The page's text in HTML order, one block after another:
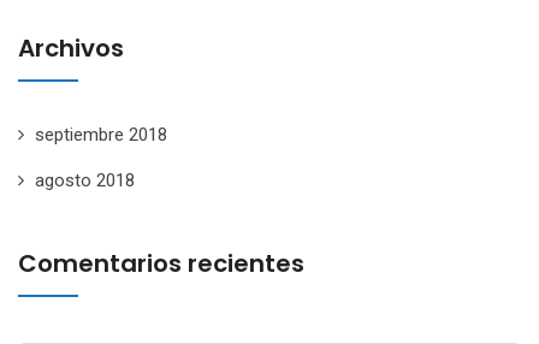
Archivos
septiembre 2018
agosto 2018
Comentarios recientes